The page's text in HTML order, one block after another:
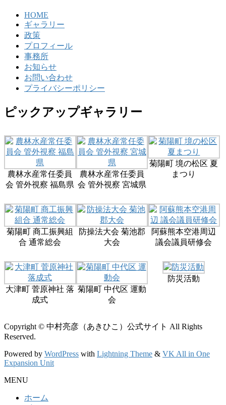
HOME
ギャラリー
政策
プロフィール
事務所
お知らせ
お問い合わせ
プライバシーポリシー
ピックアップギャラリー
農林水産常任委員
会 管外視察 福島県
農林水産常任委員
会 管外視察 宮城県
菊陽町 境の松区 夏
まつり
菊陽町 商工振興組
合 通常総会
防操法大会 菊池郡
大会
阿蘇熊本空港周辺
議会議員研修会
大津町 菅原神社 落
成式
菊陽町 中代区 運動
会
防災活動
Copyright © 中村亮彦（あきひこ）公式サイト All Rights
Reserved.
Powered by WordPress with Lightning Theme & VK All in One
Expansion Unit
MENU
ホーム